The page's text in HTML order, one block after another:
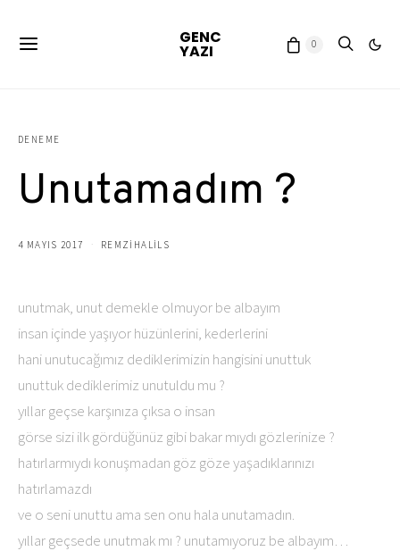
GENC
YAZI 0
DENEME
Unutamadım ?
4 MAYIS 2017 REMZIHALILS
unutmak, unut demekle olmuyor be albayım
insan içinde yaşıyor hüzünlerini, kederlerini
hani unutucağımız dediklerimizin hangisini unuttuk
unuttuk dediklerimiz unutuldu mu ?
yıllar geçse karşınıza çıksa o insan
görse sizi ilk gördüğünüz gibi bakar mıydı gözlerinize ?
hatırlarmıydı konuşmadan göz göze yaşadıklarınızı
hatırlamazdı
ve o seni unuttu ama sen onu hala unutamadın.
yıllar geçsede unutmak mı ? unutamıyoruz be albayım…